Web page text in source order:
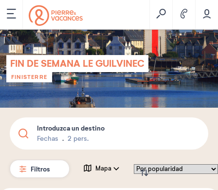
FIN DE SEMANA LE GUILVINEC
FINISTERRE
Introduzca un destino
Fechas 2 pers.
Filtros Mapa